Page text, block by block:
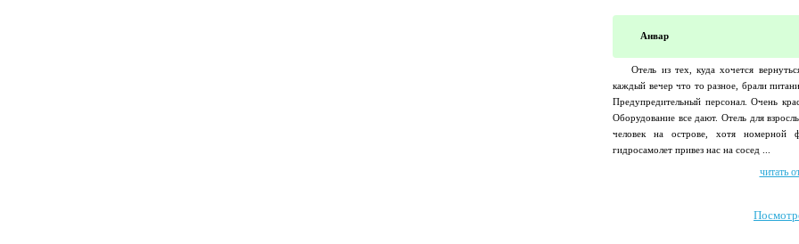
Анвар
Отель из тех, куда хочется
каждый вечер что то разное, брали
Предупредительный персонал. Очень
Оборудование все дают. Отель для
человек на острове, хотя
гидросамолет привез нас на сосед ...
читать